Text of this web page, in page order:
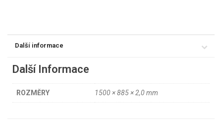
Další informace
Další Informace
ROZMĚRY 1500 × 885 × 2,0 mm